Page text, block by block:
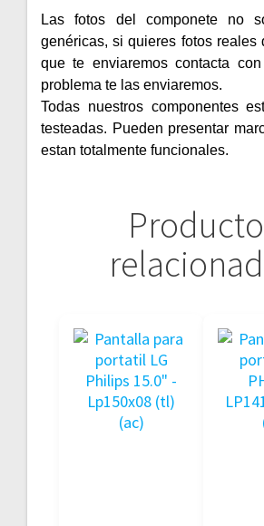
Las fotos del componete no
genéricas, si quieres fotos reales
que te enviaremos contacta
problema te las enviaremos.
Todas nuestros componentes
testeadas. Pueden presentar
estan totalmente funcionales.